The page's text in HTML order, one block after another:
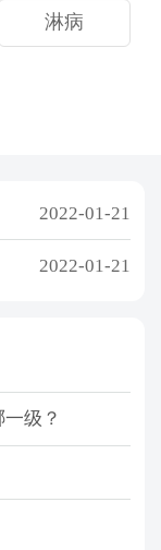
淋病
2022-01-21
2022-01-21
级？